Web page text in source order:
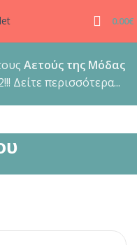
0.00€
Αετούς της Μόδας
Δείτε περισσότερα...
σου, μόνο με 4.9€
άνω των 65€!!